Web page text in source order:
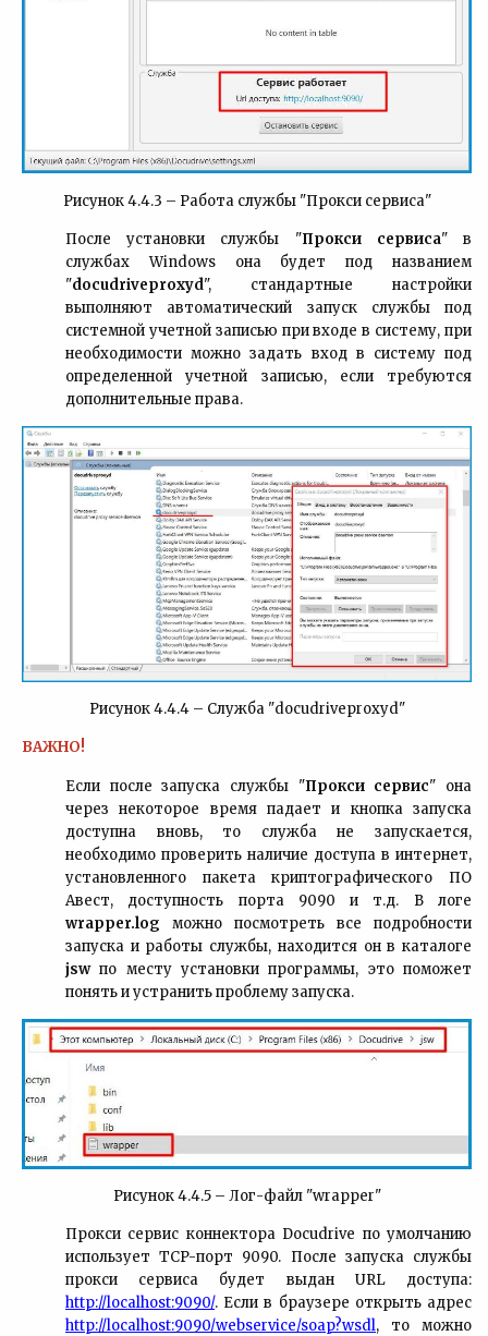
Рисунок 4.4.3 – Работа службы "Прокси сервиса"
После установки службы "Прокси сервиса" в
службах Windows она будет под названием
"docudriveproxyd", стандартные настройки
выполняют автоматический запуск службы под
системной учетной записью при входе в систему, при
необходимости можно задать вход в систему под
определенной учетной записью, если требуются
дополнительные права.
Рисунок 4.4.4 – Служба "docudriveproxyd"
ВАЖНО!
Если после запуска службы "Прокси сервис" она
через некоторое время падает и кнопка запуска
доступна вновь, то служба не запускается,
необходимо проверить наличие доступа в интернет,
установленного пакета криптографического ПО
Авест, доступность порта 9090 и т.д. В логе
wrapper.log можно посмотреть все подробности
запуска и работы службы, находится он в каталоге
jswпо месту установки программы, это поможет
понять и устранить проблему запуска.
Рисунок 4.4.5 – Лог-файл "wrapper"
Прокси сервис коннектора Docudrive по умолчанию
использует TCP-порт 9090. После запуска службы
прокси сервиса будет выдан URL доступа:
http://localhost:9090/. Если в браузере открыть адрес
http://localhost:9090/webservice/soap?wsdl, то можно